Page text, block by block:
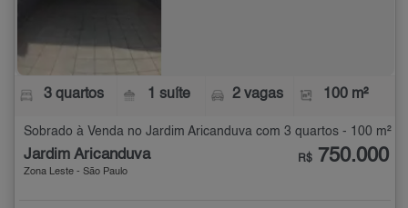
3 quartos 1 suíte 2 vagas 100 m²
Sobrado à Venda no Jardim Aricanduva com 3 quartos - 100 m²
Jardim Aricanduva
Zona Leste - São Paulo
R$ 750.000